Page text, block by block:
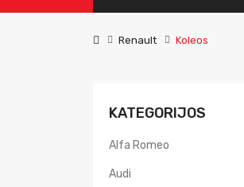
Renault Koleos
KATEGORIJOS
Alfa Romeo
Audi